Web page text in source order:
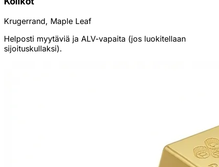
Krugerrand, Maple Leaf
Helposti myytäviä ja ALV-vapaita (jos luokitellaan
sijoituskullaksi).